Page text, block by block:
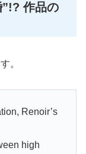
”!? 作品の
。
Renoir’s
high